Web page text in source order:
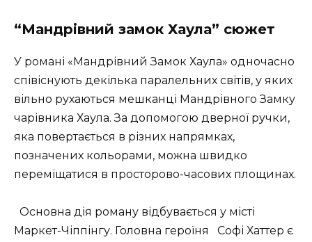
“Мандрівний замок Хаула” сюжет
У романі «Мандрівний Замок Хаула» одночасно
співіснують декілька паралельних світів, у яких
вільно рухаються мешканці Мандрівного Замку
чарівника Хаула. За допомогою дверної ручки,
яка повертається в різних напрямках,
позначених кольорами, можна швидко
переміщатися в просторово-часових площинах.
Основна дія роману відбувається у місті
Маркет-Чіппінгу. Головна героїня Софі Хаттер є